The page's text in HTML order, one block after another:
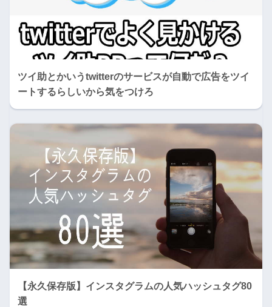
ツイ助とかいうtwitterのサービスが自動で広告をツイ
ートするらしいから気をつけろ
【永久保存版】インスタグラムの人気ハッシュタグ80
選